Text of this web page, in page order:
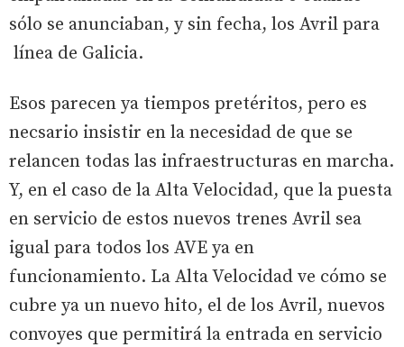
sólo se anunciaban, y sin fecha, los Avril para
línea de Galicia.
Esos parecen ya tiempos pretéritos, pero es
necsario insistir en la necesidad de que se
relancen todas las infraestructuras en marcha.
Y, en el caso de la Alta Velocidad, que la puesta
en servicio de estos nuevos trenes Avril sea
igual para todos los AVE ya en
funcionamiento. La Alta Velocidad ve cómo se
cubre ya un nuevo hito, el de los Avril, nuevos
convoyes que permitirá la entrada en servicio